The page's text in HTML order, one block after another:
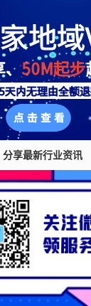
享最新行业资讯